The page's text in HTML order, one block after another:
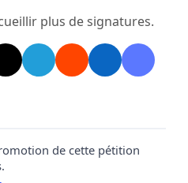
plus compliqués pour de
pour demander une
des services de
de répondre aux réels
visiteurs.
plus de signatures.
de cette pétition